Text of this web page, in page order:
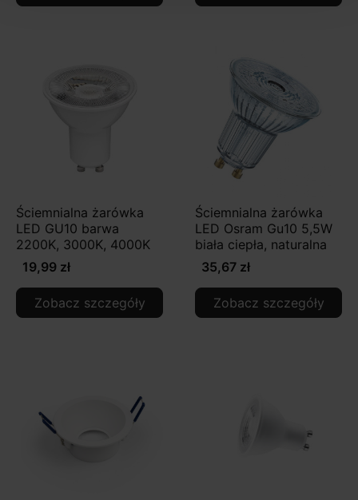
Ściemnialna żarówka
LED GU10 barwa
2200K, 3000K, 4000K
19,99 zł
Zobacz szczegóły
Ściemnialna żarówka
LED Osram Gu10 5,5W
biała ciepła, naturalna
35,67 zł
Zobacz szczegóły